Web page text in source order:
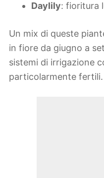
Daylily: fioritura
Un mix di queste
in fiore da giugno a
sistemi di irrigazione
particolarmente fertili.